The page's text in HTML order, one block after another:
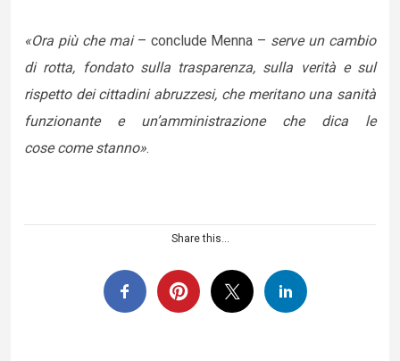
«Ora più che mai – conclude Menna – serve un cambio
di rotta, fondato sulla trasparenza, sulla verità e sul
rispetto dei cittadini abruzzesi, che meritano una sanità
funzionante e un’amministrazione che dica le
cose come stanno».
Share this...